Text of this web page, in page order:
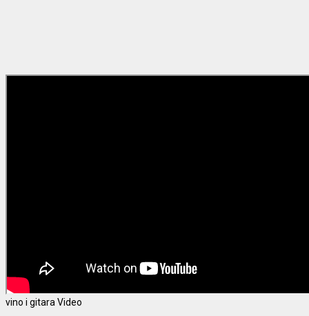
vino i gitara Video